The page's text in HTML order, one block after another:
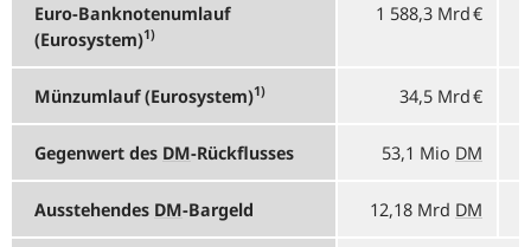
Euro-Banknotenumlauf
(Eurosystem)1)
1 588,3 Mrd €
Münzumlauf (Eurosystem)1) 34,5 Mrd €
Gegenwert des DM-Rückflusses 53,1 Mio DM
Ausstehendes DM-Bargeld 12,18 Mrd DM